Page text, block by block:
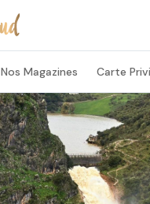
Nos Magazines Carte